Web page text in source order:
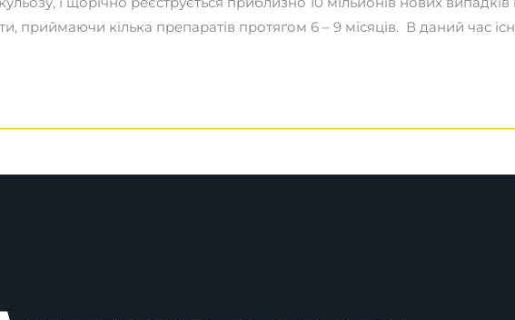
приймаючи кілька препаратів протягом 6 – 9 місяців. В даний час